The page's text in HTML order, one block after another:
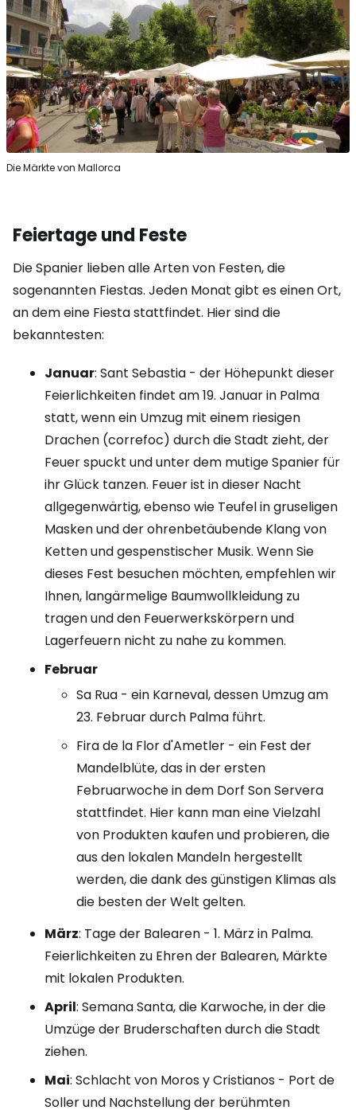
Die Märkte von Mallorca
Feiertage und Feste
Die Spanier lieben alle Arten von Festen, die
sogenannten Fiestas. Jeden Monat gibt es einen Ort,
an dem eine Fiesta stattfindet. Hier sind die
bekanntesten:
Januar: Sant Sebastia - der Höhepunkt dieser
Feierlichkeiten findet am 19. Januar in Palma
statt, wenn ein Umzug mit einem riesigen
Drachen (correfoc) durch die Stadt zieht, der
Feuer spuckt und unter dem mutige Spanier für
ihr Glück tanzen. Feuer ist in dieser Nacht
allgegenwärtig, ebenso wie Teufel in gruseligen
Masken und der ohrenbetäubende Klang von
Ketten und gespenstischer Musik. Wenn Sie
dieses Fest besuchen möchten, empfehlen wir
Ihnen, langärmelige Baumwollkleidung zu
tragen und den Feuerwerkskörpern und
Lagerfeuern nicht zu nahe zu kommen.
Februar
Sa Rua - ein Karneval, dessen Umzug am
23. Februar durch Palma führt.
Fira de la Flor d'Ametler - ein Fest der
Mandelblüte, das in der ersten
Februarwoche in dem Dorf Son Servera
stattfindet. Hier kann man eine Vielzahl
von Produkten kaufen und probieren, die
aus den lokalen Mandeln hergestellt
werden, die dank des günstigen Klimas als
die besten der Welt gelten.
März: Tage der Balearen - 1. März in Palma.
Feierlichkeiten zu Ehren der Balearen, Märkte
mit lokalen Produkten.
April: Semana Santa, die Karwoche, in der die
Umzüge der Bruderschaften durch die Stadt
ziehen.
Mai: Schlacht von Moros y Cristianos - Port de
Soller und Nachstellung der berühmten